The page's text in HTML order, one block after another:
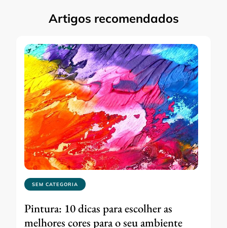
Artigos recomendados
SEM CATEGORIA
Pintura: 10 dicas para escolher as
melhores cores para o seu ambiente